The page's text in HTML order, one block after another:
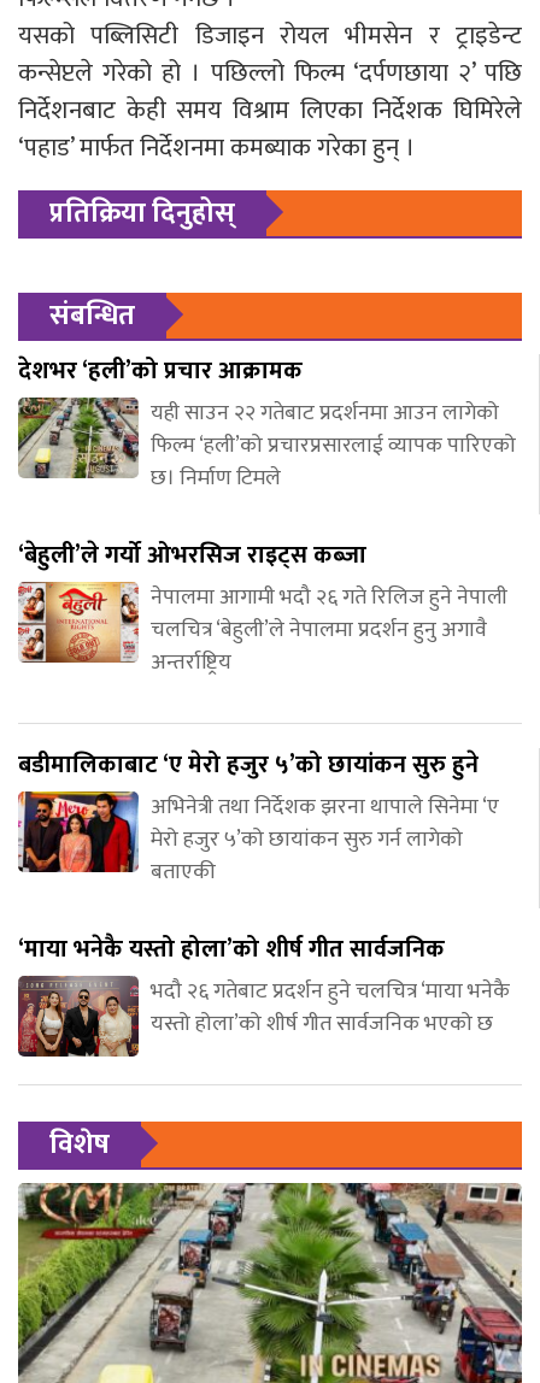
यसको पब्लिसिटी डिजाइन रोयल भीमसेन र ट्राइडेन्ट
कन्सेप्टले गरेको हो । पछिल्लो फिल्म ‘दर्पणछाया २’ पछि
निर्देशनबाट केही समय विश्राम लिएका निर्देशक घिमिरेले
‘पहाड’ मार्फत निर्देशनमा कमब्याक गरेका हुन् ।
प्रतिक्रिया दिनुहोस्
संबन्धित
देशभर ‘हली’को प्रचार आक्रामक
यही साउन २२ गतेबाट प्रदर्शनमा आउन लागेको
फिल्म ‘हली’को प्रचारप्रसारलाई व्यापक पारिएको
छ। निर्माण टिमले
‘बेहुली’ले गर्यो ओभरसिज राइट्स कब्जा
नेपालमा आगामी भदौ २६ गते रिलिज हुने नेपाली
चलचित्र ‘बेहुली’ले नेपालमा प्रदर्शन हुनु अगावै
अन्तर्राष्ट्रिय
बडीमालिकाबाट ‘ए मेरो हजुर ५’को छायांकन सुरु हुने
अभिनेत्री तथा निर्देशक झरना थापाले सिनेमा ‘ए
मेरो हजुर ५’को छायांकन सुरु गर्न लागेको
बताएकी
‘माया भनेकै यस्तो होला’को शीर्ष गीत सार्वजनिक
भदौ २६ गतेबाट प्रदर्शन हुने चलचित्र ‘माया भनेकै
यस्तो होला’को शीर्ष गीत सार्वजनिक भएको छ
विशेष